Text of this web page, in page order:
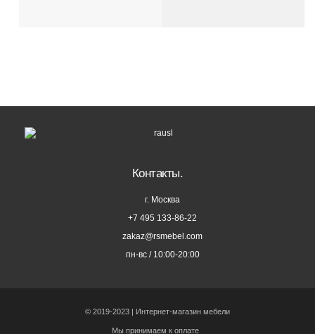
Контакты.
г. Москва
+7 495 133-86-22
zakaz@rsmebel.com
пн-вс / 10:00-20:00
© 2019-2023 | Интернет-магазин мебели
Мы принимаем к оплате